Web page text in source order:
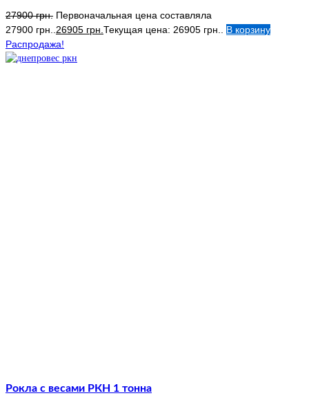
27900грн. Первоначальная цена составляла
27900 грн..26905 грн.Текущая цена: 26905 грн.. В корзину
Распродажа!
Рокла с весами РКН 1 тонна